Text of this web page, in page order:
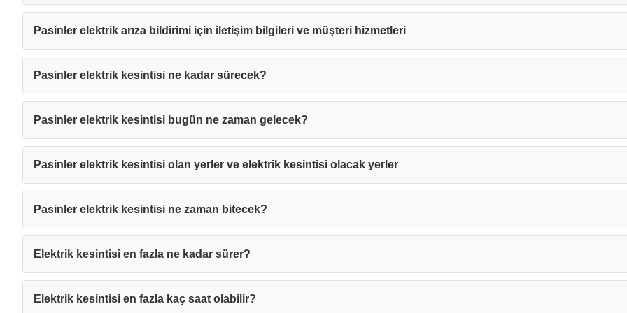
Pasinler elektrik arıza bildirimi için iletişim bilgileri ve müşteri hizmetleri
Pasinler elektrik kesintisi ne kadar sürecek?
Pasinler elektrik kesintisi bugün ne zaman gelecek?
Pasinler elektrik kesintisi olan yerler ve elektrik kesintisi olacak yerler
Pasinler elektrik kesintisi ne zaman bitecek?
Elektrik kesintisi en fazla ne kadar sürer?
Elektrik kesintisi en fazla kaç saat olabilir?